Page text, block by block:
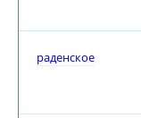
раденское